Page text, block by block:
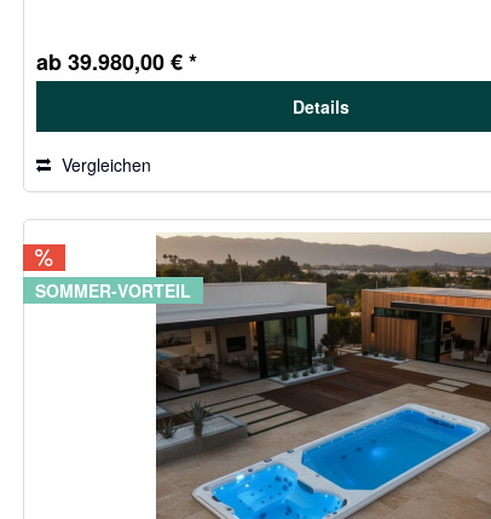
ab 39.980,00 € *
Details
Vergleichen
SOMMER-VORTEIL